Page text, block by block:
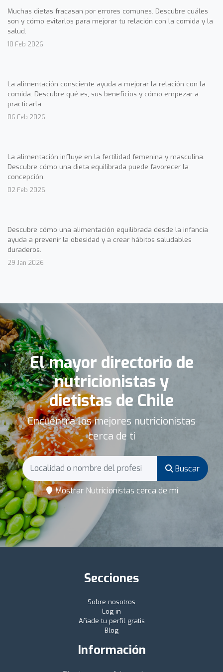
Muchas dietas fracasan por errores comunes. Descubre cuáles
son y cómo evitarlos para mejorar tu relación con la comida y la
salud.
10 Feb 2026
La alimentación consciente ayuda a mejorar la relación con la
comida. Descubre qué es, sus beneficios y cómo empezar a
practicarla.
06 Feb 2026
La alimentación influye en la fertilidad femenina y masculina.
Descubre cómo una dieta equilibrada puede favorecer la
concepción.
02 Feb 2026
Descubre cómo una alimentación equilibrada desde la infancia
ayuda a prevenir la obesidad y a crear hábitos saludables
duraderos.
29 Jan 2026
El mayor directorio de
nutricionistas y
dietistas de Chile
Encuentra los mejores nutricionistas
cerca de ti
Buscar
Mostrar Nutricionistas cerca de mí
Secciones
Sobre nosotros
Log in
Añade tu perfil gratis
Blog
Información